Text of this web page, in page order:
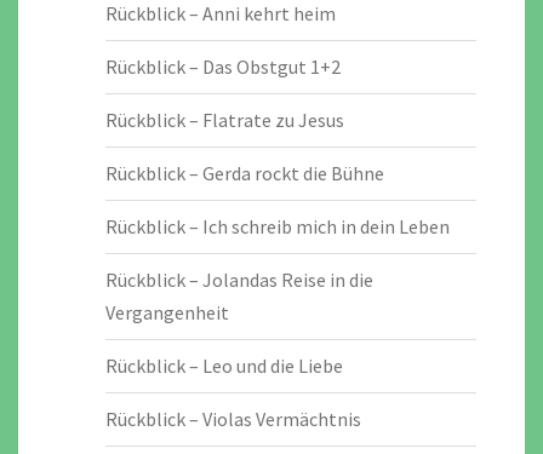
Rückblick – Anni kehrt heim
Rückblick – Das Obstgut 1+2
Rückblick – Flatrate zu Jesus
Rückblick – Gerda rockt die Bühne
Rückblick – Ich schreib mich in dein Leben
Rückblick – Jolandas Reise in die
Vergangenheit
Rückblick – Leo und die Liebe
Rückblick – Violas Vermächtnis